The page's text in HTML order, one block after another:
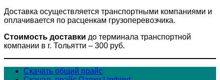
Доставка осуществляется транспортными компаниями и
оплачивается по расценкам грузоперевозчика.
Стоимость доставки до терминала транспортной
компании в г. Тольятти – 300 руб.
Скачать общий прайс